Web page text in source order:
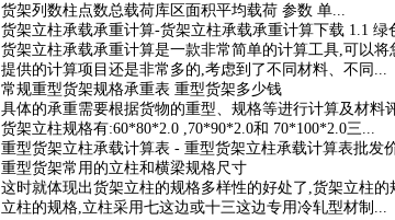
货架列数柱点数总载荷库区面积平均载荷 参数 单...
货架立柱承载承重计算-货架立柱承载承重计算下载 1.1 绿
货架立柱承载承重计算是一款非常简单的计算工具,可以
提供的计算项目还是非常多的,考虑到了不同材料、不同...
常规重型货架规格承重表 重型货架多少钱
具体的承重需要根据货物的重型、规格等进行计算及材
货架立柱规格有:60*80*2.0 ,70*90*2.0和 70*100*2.0三...
重型货架立柱承载计算表 - 重型货架立柱承载计算表批发
重型货架常用的立柱和横梁规格尺寸
这时就体现出货架立柱的规格多样性的好处了,货架立柱
立柱的规格,立柱采用七这边或十三这边专用冷轧型材制...